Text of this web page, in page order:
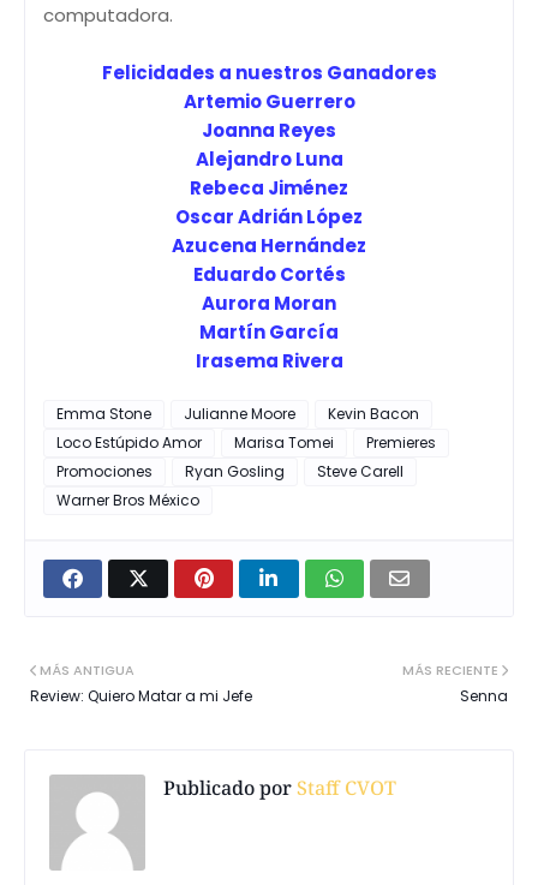
computadora.
Felicidades a nuestros Ganadores
Artemio Guerrero
Joanna Reyes
Alejandro Luna
Rebeca Jiménez
Oscar Adrián López
Azucena Hernández
Eduardo Cortés
Aurora Moran
Martín García
Irasema Rivera
Emma Stone Julianne Moore
Kevin Bacon
Loco Estúpido Amor
Marisa Tomei
Premieres
Promociones
Ryan Gosling
Steve Carell
Warner Bros México
MÁS RECIENTE
Senna
MÁS ANTIGUA
Review: Quiero Matar a mi Jefe
Publicado porStaff CVOT